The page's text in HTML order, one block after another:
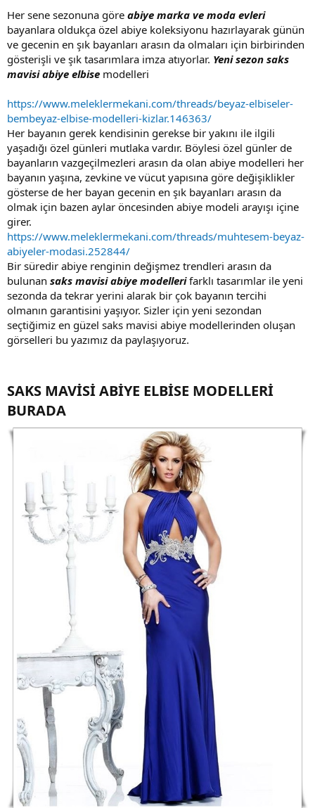
n
i
Her sene sezonuna göre abiye marka ve moda evleri
bayanlara oldukça özel abiye koleksiyonu hazırlayarak günün
ve gecenin en şık bayanları arasın da olmaları için birbirinden
gösterişli ve şık tasarımlara imza atıyorlar. Yeni sezon saks
mavisi abiye elbise modelleri
https://www.meleklermekani.com/threads/beyaz-elbiseler-
bembeyaz-elbise-modelleri-kizlar.146363/
Her bayanın gerek kendisinin gerekse bir yakını ile ilgili
yaşadığı özel günleri mutlaka vardır. Böylesi özel günler de
bayanların vazgeçilmezleri arasın da olan abiye modelleri her
bayanın yaşına, zevkine ve vücut yapısına göre değişiklikler
gösterse de her bayan gecenin en şık bayanları arasın da
olmak için bazen aylar öncesinden abiye modeli arayışı içine
girer.
https://www.meleklermekani.com/threads/muhtesem-beyaz-
abiyeler-modasi.252844/
Bir süredir abiye renginin değişmez trendleri arasın da
bulunan saks mavisi abiye modellerifarklı tasarımlar ile yeni
sezonda da tekrar yerini alarak bir çok bayanın tercihi
olmanın garantisini yaşıyor. Sizler için yeni sezondan
seçtiğimiz en güzel saks mavisi abiye modellerinden oluşan
görselleri bu yazımız da paylaşıyoruz.
SAKS MAVİSİ ABİYE ELBİSE MODELLERİ
BURADA